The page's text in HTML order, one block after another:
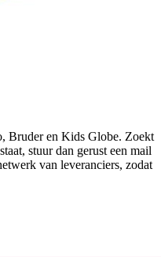
Bruder en Kids Globe. Zoekt
stuur dan gerust een mail
van leveranciers, zodat